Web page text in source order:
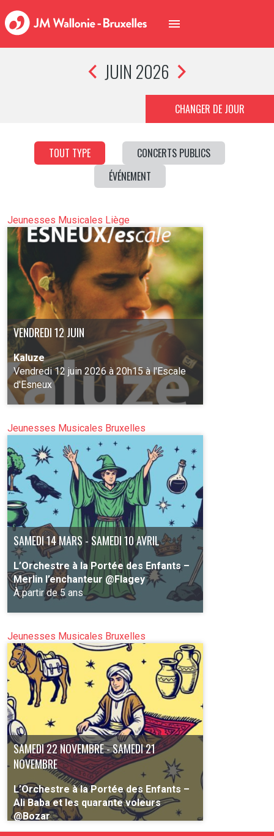
JUIN 2026
CHANGER DE JOUR
TOUT TYPE
CONCERTS PUBLICS
ÉVÉNEMENT
Jeunesses Musicales Liège
VENDREDI 12 JUIN
Kaluze
Vendredi 12 juin 2026 à 20h15 à l'Escale
d'Esneux
PLUS D'INFO
Jeunesses Musicales Bruxelles
SAMEDI 14 MARS - SAMEDI 10 AVRIL
L’Orchestre à la Portée des Enfants –
Merlin l’enchanteur @Flagey
À partir de 5 ans
PLUS D'INFO
Jeunesses Musicales Bruxelles
SAMEDI 22 NOVEMBRE - SAMEDI 21
NOVEMBRE
L’Orchestre à la Portée des Enfants –
Ali Baba et les quarante voleurs
@Bozar
À partir de 5 ans